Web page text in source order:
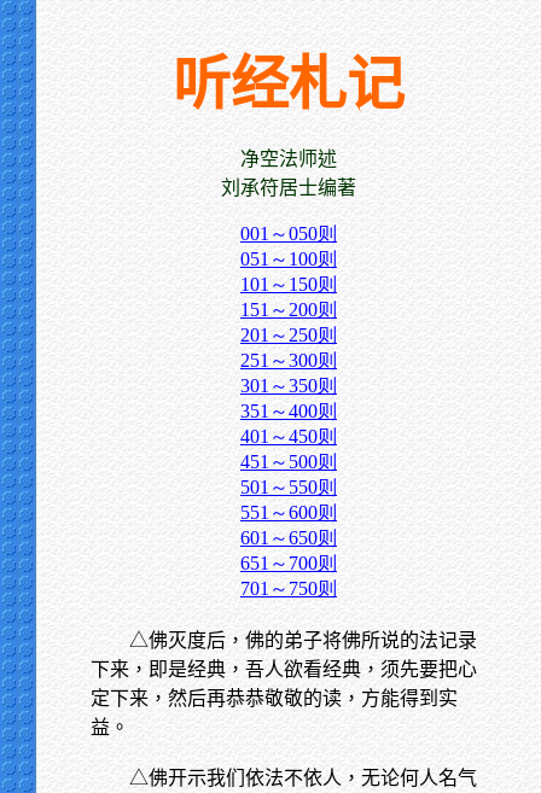
听经札记
净空法师述
刘承符居士编著
001～050则
051～100则
101～150则
151～200则
201～250则
251～300则
301～350则
351～400则
401～450则
451～500则
501～550则
551～600则
601～650则
651～700则
701～750则
△佛灭度后，佛的弟子将佛所说的法记录
下来，即是经典，吾人欲看经典，须先要把心
定下来，然后再恭恭敬敬的读，方能得到实
益。
△佛开示我们依法不依人，无论何人名气